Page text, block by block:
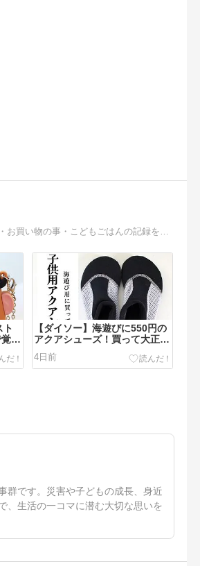
ト
醒
【ダイソー】海遊びに550円の
アクアシューズ！買って大正解
でした♪
4日前
群です。災害や子どもの成長、身近
、生活の一コマに潜む大切な思いを